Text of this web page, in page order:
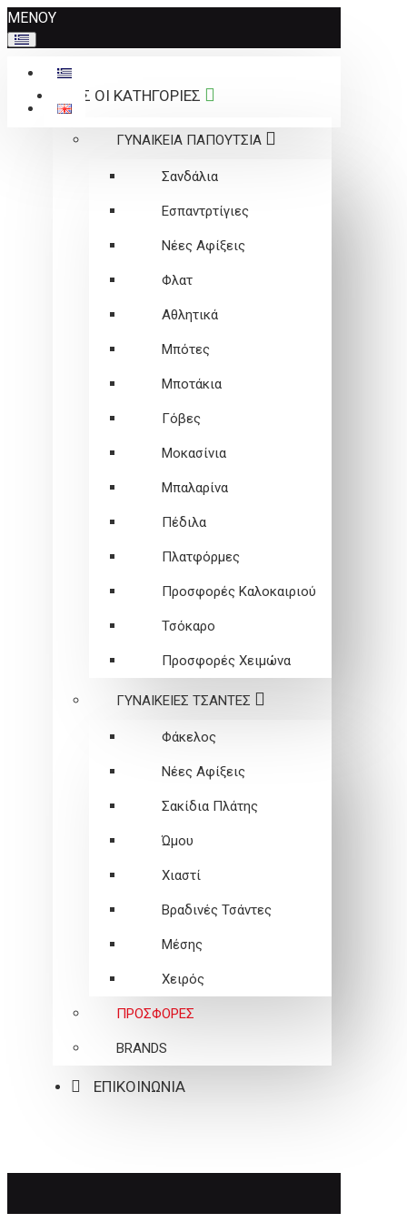
Σημείωση:
Αυτός
ο
ιστότοπος
περιλαμβάνει
ΜΕΝΟΥ
ΟΛΕΣ ΟΙ ΚΑΤΗΓΟΡΙΕΣ
ΓΥΝΑΙΚΕΙΑ ΠΑΠΟΥΤΣΙΑ
Σανδάλια
Εσπαντρτίγιες
Νέες Αφίξεις
Φλατ
Αθλητικά
Μπότες
Μποτάκια
Γόβες
Μοκασίνια
Μπαλαρίνα
Πέδιλα
Πλατφόρμες
Προσφορές Καλοκαιριού
Τσόκαρο
Προσφορές Χειμώνα
ΓΥΝΑΙΚΕΙEΣ ΤΣΑΝΤΕΣ
Φάκελος
Νέες Αφίξεις
Σακίδια Πλάτης
Ώμου
Χιαστί
Βραδινές Τσάντες
Μέσης
Χειρός
ΠΡΟΣΦΟΡΕΣ
BRANDS
ΕΠΙΚΟΙΝΩΝΙΑ